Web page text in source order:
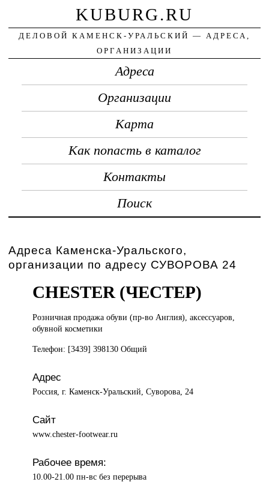
KUBURG.RU
ДЕЛОВОЙ КАМЕНСК-УРАЛЬСКИЙ — АДРЕСА,
ОРГАНИЗАЦИИ
Адреса
Организации
Карта
Как попасть в каталог
Контакты
Поиск
Адреса Каменска-Уральского,
организации по адресу СУВОРОВА 24
CHESTER (ЧЕСТЕР)
Розничная продажаобуви (пр-во Англия), аксессуаров,
обувной косметики
Телефон: [3439] 398130 Общий
Адрес
Россия, г. Каменск-Уральский, Суворова, 24
Сайт
www.chester-footwear.ru
Рабочее время:
10.00-21.00 пн-вс без перерыва